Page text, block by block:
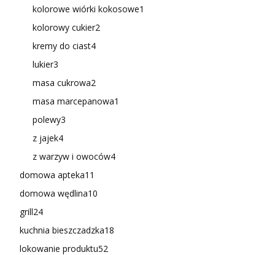
kolorowe wiórki kokosowe1
kolorowy cukier2
kremy do ciast4
lukier3
masa cukrowa2
masa marcepanowa1
polewy3
z jajek4
z warzyw i owoców4
domowa apteka11
domowa wędlina10
grill24
kuchnia bieszczadzka18
lokowanie produktu52